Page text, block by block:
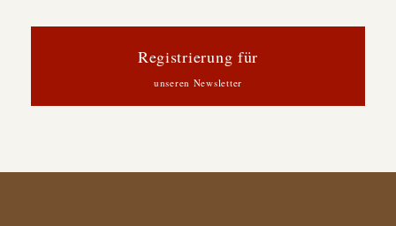
Registrierung für
unseren Newsletter